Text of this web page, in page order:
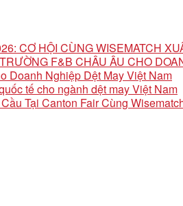
CƠ HỘI CÙNG WISEMATCH
F&B CHÂU ÂU CHO
Doanh Nghiệp Dệt May Việt Nam
tế cho ngành dệt may Việt Nam
Tại Canton Fair Cùng